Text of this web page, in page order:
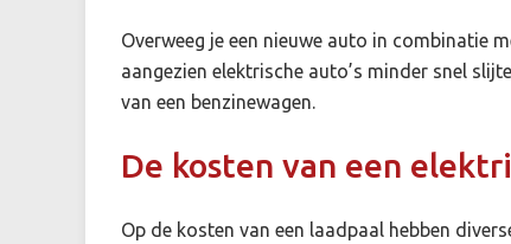
Overweeg je een nieuwe auto in combinatie
aangezien elektrische auto’s minder snel
van een benzinewagen.
De kosten van een
Op de kosten van een laadpaal hebben